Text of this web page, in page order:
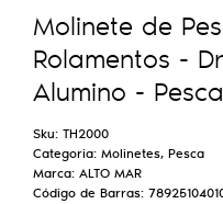
Molinete de
Rolamentos -
Alumino -
Sku: TH2000
Categoria: Molinetes, Pesca
Marca: ALTO MAR
Código de Barras: